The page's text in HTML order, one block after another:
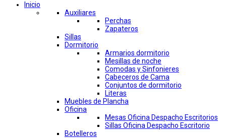
Inicio
Auxiliares
Perchas
Zapateros
Sillas
Dormitorio
Armarios dormitorio
Mesillas de noche
Comodas y Sinfonieres
Cabeceros de Cama
Conjuntos de dormitorio
Literas
Muebles de Plancha
Oficina
Mesas Oficina Despacho Escritorios
Sillas Oficina Despacho Escritorio
Botelleros